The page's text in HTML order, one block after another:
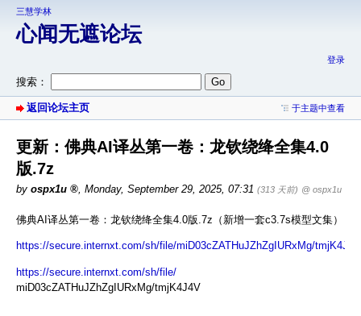
三慧学林
心闻无遮论坛
登录
搜索：
返回论坛主页 于主题中查看
更新：佛典AI译丛第一卷：龙钦绕绛全集4.0
版.7z
by ospx1u , Monday, September 29, 2025, 07:31 (313 天前) @ ospx1u
佛典AI译丛第一卷：龙钦绕绛全集4.0版.7z（新增一套c3.7s模型文集）
https://secure.internxt.com/sh/file/miD03cZATHuJZhZgIURxMg/tmjK4J4V
https://secure.internxt.com/sh/file/
miD03cZATHuJZhZgIURxMg/tmjK4J4V